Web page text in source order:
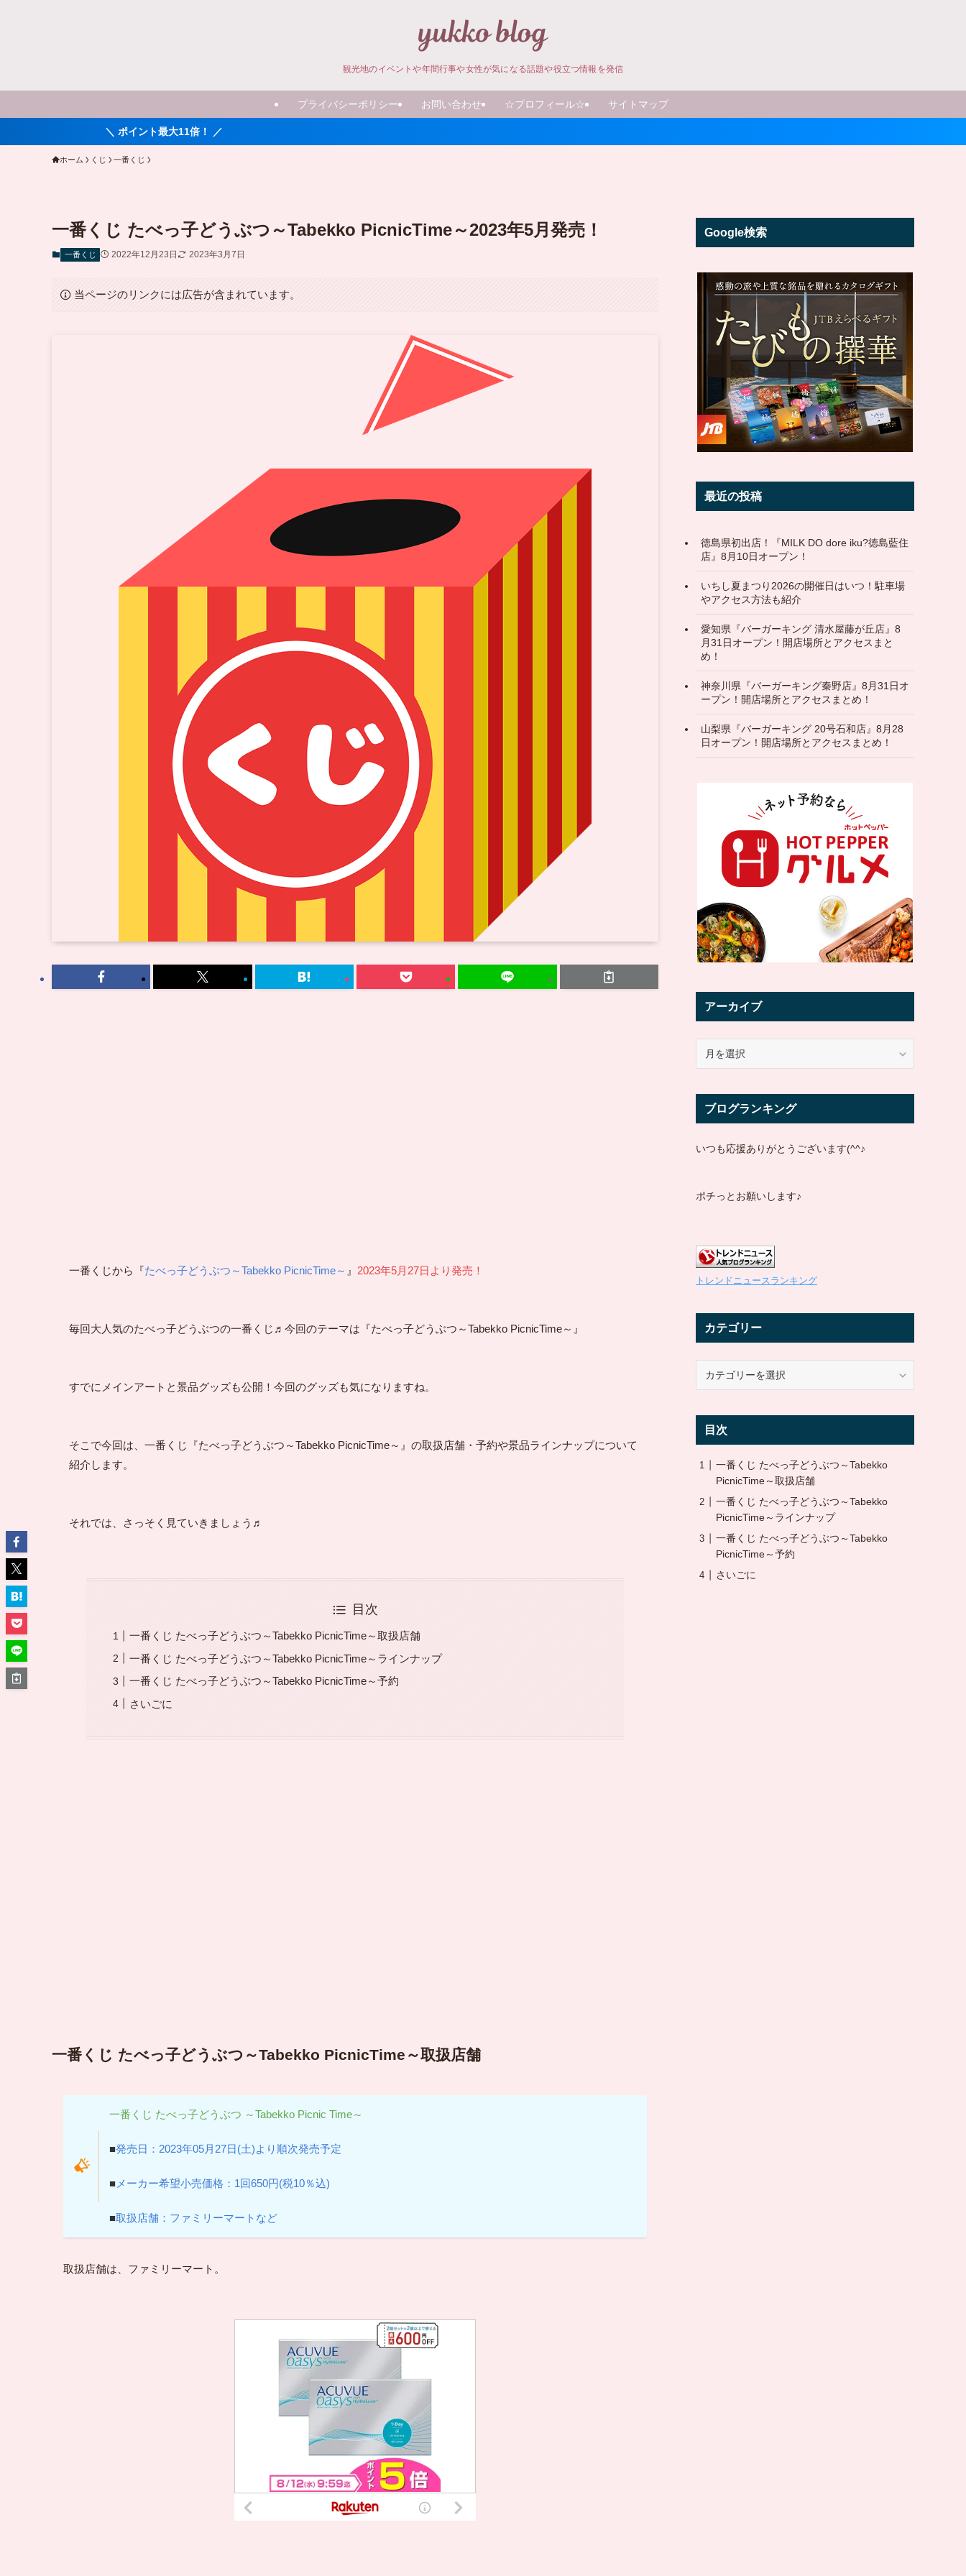
観光地のイベントや年間行事や女性が気になる話題や役立つ情報を発信
プライバシーポリシー お問い合わせ ☆プロフィール☆ サイトマップ
＼ ポイント最大11倍！ ／
ホーム くじ 一番くじ
一番くじ たべっ子どうぶつ～Tabekko PicnicTime～2023年5月発売！
一番くじ 2022年12月23日 2023年3月7日
当ページのリンクには広告が含まれています。
一番くじから『たべっ子どうぶつ～Tabekko PicnicTime～ 』 2023年5月27日より発売！
毎回大人気のたべっ子どうぶつの一番くじ♬今回のテーマは『たべっ子どうぶつ～Tabekko PicnicTime～』
すでにメインアートと景品グッズも公開！今回のグッズも気になりますね。
そこで今回は、一番くじ『たべっ子どうぶつ～Tabekko PicnicTime～』の取扱店舗・予約や景品ラインナップについて
紹介します。
それでは、さっそく見ていきましょう♬
目次
一番くじ たべっ子どうぶつ～Tabekko PicnicTime～取扱店舗
一番くじ たべっ子どうぶつ～Tabekko PicnicTime～ラインナップ
一番くじ たべっ子どうぶつ～Tabekko PicnicTime～予約
さいごに
一番くじ たべっ子どうぶつ～Tabekko PicnicTime～取扱店舗
一番くじ たべっ子どうぶつ ～Tabekko Picnic Time～
■発売日：2023年05月27日(土)より順次発売予定
■メーカー希望小売価格：1回650円(税10％込)
■取扱店舗：ファミリーマートなど
取扱店舗は、ファミリーマート。
Google検索
最近の投稿
徳島県初出店！『MILK DO dore iku?徳島藍住
店』8月10日オープン！
いちし夏まつり2026の開催日はいつ！駐車場
やアクセス方法も紹介
愛知県『バーガーキング 清水屋藤が丘店』8
月31日オープン！開店場所とアクセスまと
め！
神奈川県『バーガーキング秦野店』8月31日オ
ープン！開店場所とアクセスまとめ！
山梨県『バーガーキング 20号石和店』8月28
日オープン！開店場所とアクセスまとめ！
アーカイブ
イ
ブログランキング
いつも応援ありがとうございます(^^♪
ポチっとお願いします♪
トレンドニュースランキング
カテゴリー
リ
目次
一番くじ たべっ子どうぶつ～Tabekko
PicnicTime～取扱店舗
一番くじ たべっ子どうぶつ～Tabekko
PicnicTime～ラインナップ
一番くじ たべっ子どうぶつ～Tabekko
PicnicTime～予約
さいごに